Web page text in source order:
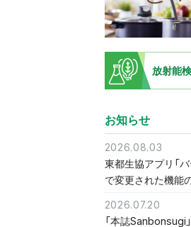
放射能
お知らせ
2026.08.03
東都生協アプリ「バ
で変更された機能
2026.07.20
「本誌Sanbonsugi